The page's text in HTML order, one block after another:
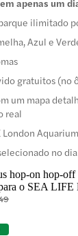
ilimitado
Azul e
gratuitos (no
um mapa
real
London Aquarium
no
hop-on hop-
o SEA